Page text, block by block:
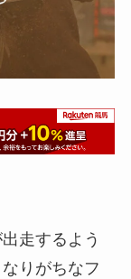
走するよう
りがちなフ